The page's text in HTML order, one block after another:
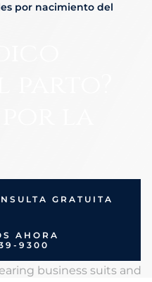
por nacimiento del
GRATUITA
AHORA
9300